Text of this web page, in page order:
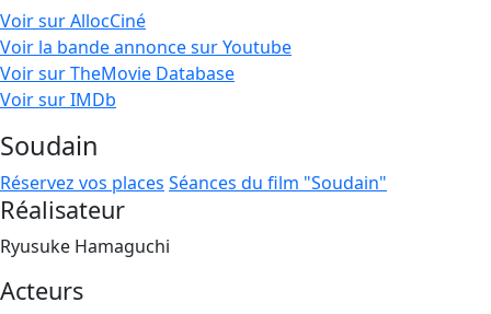
Voir sur AllocCiné
Voir la bande annonce sur Youtube
Voir sur TheMovie Database
Voir sur IMDb
Soudain
Réservez vos places Séances du film "Soudain"
Réalisateur
Ryusuke Hamaguchi
Acteurs